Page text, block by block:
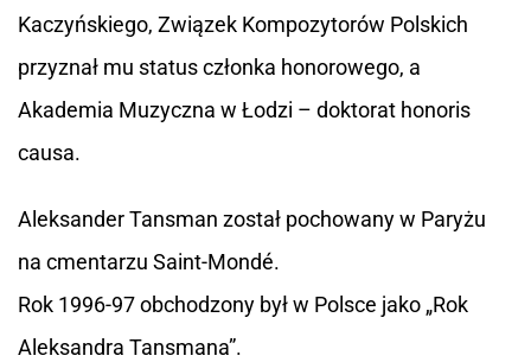
Kaczyńskiego, Związek Kompozytorów Polskich
przyznał mu status członka honorowego, a
Akademia Muzyczna w Łodzi – doktorat honoris
causa.
Aleksander Tansman został pochowany w Paryżu
na cmentarzu Saint-Mondé.
Rok 1996-97 obchodzony był w Polsce jako „Rok
Aleksandra Tansmana”.